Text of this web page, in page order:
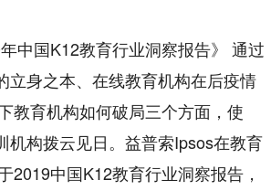
年中国K12教育行业洞察报告》 通过
立身之本、在线教育机构在后疫情
教育机构如何破局三个方面，使
机构拨云见日。益普索Ipsos在教育
2019中国K12教育行业洞察报告，